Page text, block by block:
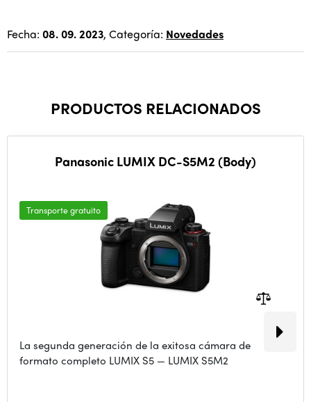
Fecha: 08. 09. 2023, Categoría: Novedades
PRODUCTOS RELACIONADOS
Panasonic LUMIX DC-S5M2 (Body)
Transporte gratuito
La segunda generación de la exitosa cámara de
formato completo LUMIX S5 — LUMIX S5M2